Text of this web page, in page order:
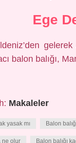
Ege
balon balığı,
Makaleler
yasak mı Balon
ne olur Balon balığı